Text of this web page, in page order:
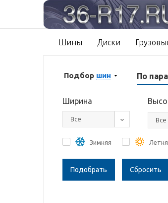
Шины Диски
По
Подбор шин
Ширина
Все Все
Зимняя
Сбросить